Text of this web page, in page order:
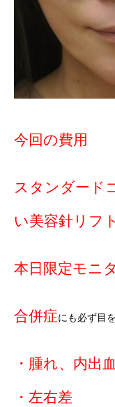
今回の費用
スタンダード
い美容針リフ
本日限定モニ
合併症にも必ず目
・腫れ、内出
・左右差